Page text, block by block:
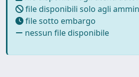
file disponibili solo agli
file sotto embargo
nessun file disponibile